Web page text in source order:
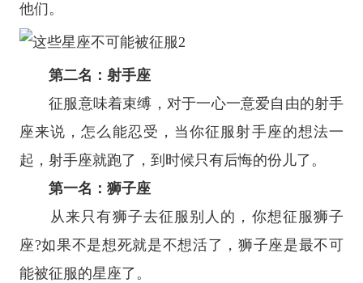
他们。
第二名： 射手座
征服意味着束缚，对于一心一意爱自由的射手
座来说，怎么能忍受，当你征服射手座的想法一
起，射手座就跑了，到时候只有后悔的份儿了。
第一名： 狮子座
从来只有狮子去征服别人的，你想征服狮子
座?如果不是想死就是不想活了，狮子座是最不可
能被征服的星座了。